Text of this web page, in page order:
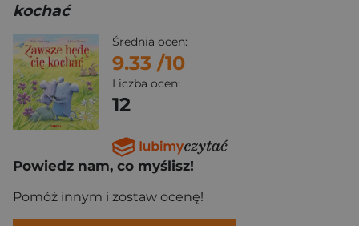
kochać
Średnia ocen:
9.33 /10
Liczba ocen:
12
Powiedz nam, co myślisz!
Pomóż innym i zostaw ocenę!